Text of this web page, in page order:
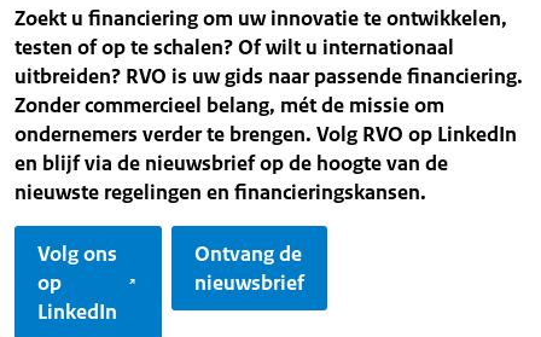
Zoekt u financiering om uw innovatie te ontwikkelen,
testen of op te schalen? Of wilt u internationaal
uitbreiden? RVO is uw gids naar passende financiering.
Zonder commercieel belang, mét de missie om
ondernemers verder te brengen. Volg RVO op LinkedIn
en blijf via de nieuwsbrief op de hoogte van de
nieuwste regelingen en financieringskansen.
Volg ons
op
LinkedIn
Ontvang de
nieuwsbrief